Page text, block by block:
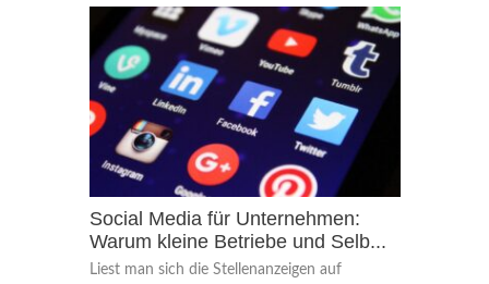
Social Media für Unternehmen:
Warum kleine Betriebe und Selb...
Liest man sich die Stellenanzeigen auf